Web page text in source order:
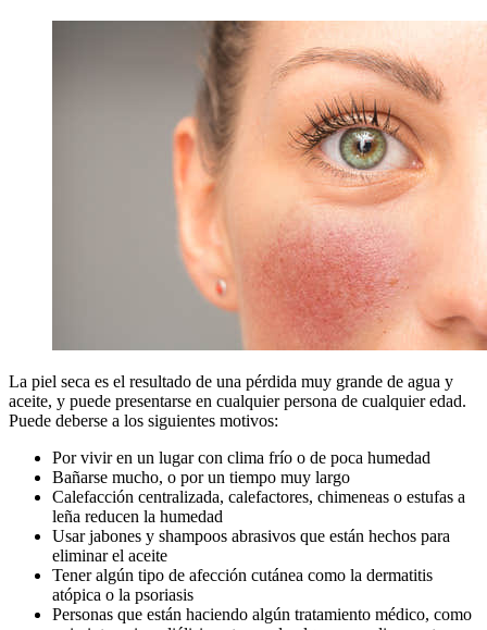
La piel seca es el resultado de una pérdida muy grande de agua y
aceite, y puede presentarse en cualquier persona de cualquier edad.
Puede deberse a los siguientes motivos:
Por vivir en un lugar con clima frío o de poca humedad
Bañarse mucho, o por un tiempo muy largo
Calefacción centralizada, calefactores, chimeneas o estufas a
leña reducen la humedad
Usar jabones y shampoos abrasivos que están hechos para
eliminar el aceite
Tener algún tipo de afección cutánea como la dermatitis
atópica o la psoriasis
Personas que están haciendo algún tratamiento médico, como